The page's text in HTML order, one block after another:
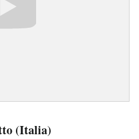
(Italia)